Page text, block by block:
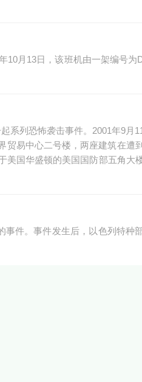
10月13日，该班机由一架编号为
系列恐怖袭击事件。2001年9月
贸易中心二号楼，两座建筑在遭
美国华盛顿的美国国防部五角大
事件。事件发生后，以色列特种